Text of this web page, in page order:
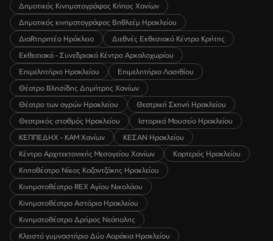
Δημοτικός Κινηματογράφος Κήπος Χανίων
Δημοτικός κινηματογράφος Βηθλεέμ Ηρακλείου
ΔιαRτηρητέο Ηράκλειο
Διεθνές Εκθεσιακό Κέντρο Κρήτης
Εκθεσιακό - Συνεδριακό Κέντρο Αρκαλοχωρίου
Επιμελητήριο Ηρακλείου
Επιμελητήριο Λασιθίου
Θέατρο Βλησίδης Δημήτρης Χανίων
Θέατρο των αγρών Ηρακλείου
Θεατρική Σκηνή Ηρακλείου
Θεατρικός σταθμός Ηρακλείου
Ιστορικό Μουσείο Ηρακλείου
ΚΕΠΠΕΔΗΧ - ΚΑΜ Χανίων
ΚΕΣΑΝ Ηρακλείου
Κέντρο Αρχιτεκτονικής Μεσογείου Χανίων
Καρτερός Ηρακλείου
Κηποθέατρο Νίκος Καζαντζάκης Ηρακλείου
Κινηματοθέατρο REX Αγίου Νικολάου
Κινηματοθέατρο Αστόρια Ηρακλείου
Κινηματοθέατρο Δρήρος Νεάπολης
Κλειστό γυμναστήριο Δύο Αοράκια Ηρακλείου